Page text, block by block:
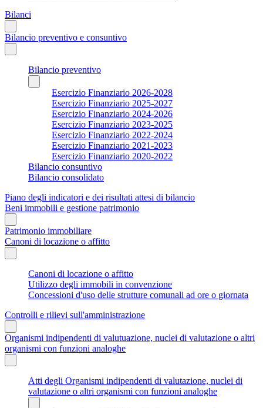
Bilanci
Bilancio preventivo e consuntivo
Bilancio preventivo
Esercizio Finanziario 2026-2028
Esercizio Finanziario 2025-2027
Esercizio Finanziario 2024-2026
Esercizio Finanziario 2023-2025
Esercizio Finanziario 2022-2024
Esercizio Finanziario 2021-2023
Esercizio Finanziario 2020-2022
Bilancio consuntivo
Bilancio consolidato
Piano degli indicatori e dei risultati attesi di bilancio
Beni immobili e gestione patrimonio
Patrimonio immobiliare
Canoni di locazione o affitto
Canoni di locazione o affitto
Utilizzo degli immobili in convenzione
Concessioni d'uso delle strutture comunali ad ore o giornata
Controlli e rilievi sull'amministrazione
Organismi indipendenti di valutuazione, nuclei di valutazione o altri
organismi con funzioni analoghe
Atti degli Organismi indipendenti di valutazione, nuclei di
valutazione o altri organismi con funzioni analoghe